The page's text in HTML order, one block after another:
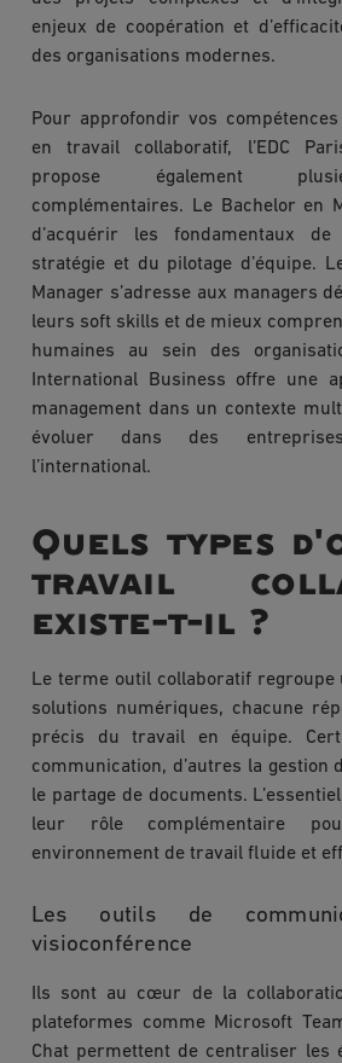
enjeux de coopération et
des organisations modernes.
Pour approfondir vos
en travail collaboratif, l’EDC
propose également
complémentaires. Le Bachelor en
d’acquérir les fondamentaux
stratégie et du pilotage d’équipe.
Manager s’adresse aux managers
leurs soft skills et de mieux
humaines au sein des
International Business offre une
management dans un contexte
évoluer dans des
l’international.
Quels types
travail
existe-t-il ?
Le terme outil collaboratif regroupe
solutions numériques, chacune
précis du travail en équipe.
communication, d’autres la gestion
le partage de documents.
leur rôle complémentaire
environnement de travail fluide et
Les outils de
visioconférence
Ils sont au cœur de la
plateformes comme Microsoft
Chat permettent de centraliser les